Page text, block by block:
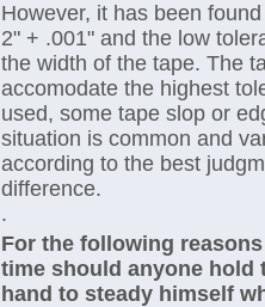
However, it has been
2" + .001" and the low
the width of the tape. The
accomodate the highest
used, some tape slop or
situation is common and
according to the best
difference.
.
For the following
time should anyone hold
hand to steady himself